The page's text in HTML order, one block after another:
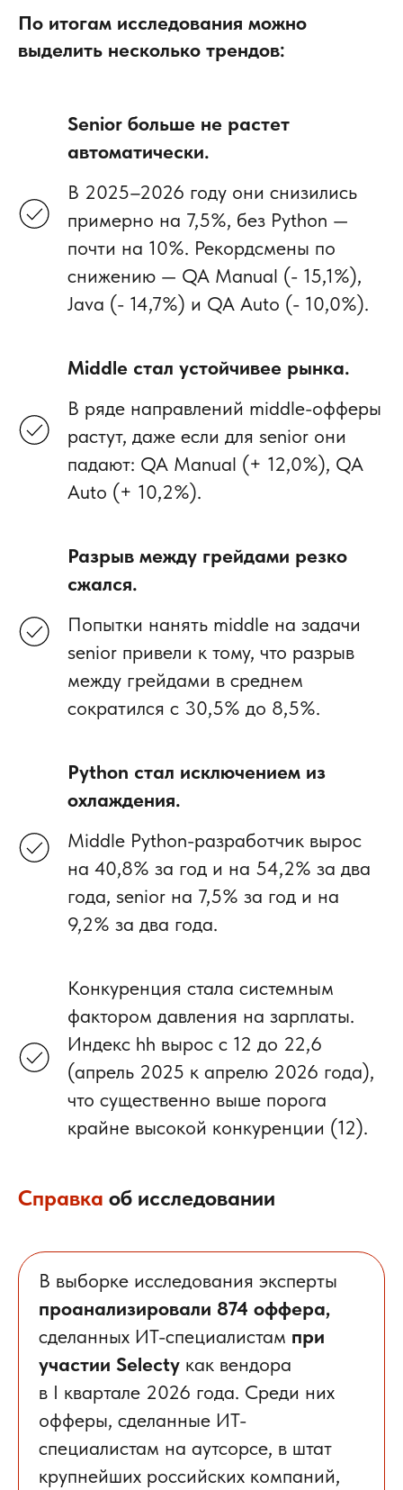
По итогам исследования можно
выделить несколько трендов:
Senior больше не растет
автоматически.
В 2025–2026 году они снизились
примерно на 7,5%, без Python —
почти на 10%. Рекордсмены по
снижению — QA Manual (- 15,1%),
Java (- 14,7%) и QA Auto (- 10,0%).
Middle стал устойчивее рынка.
В ряде направлений middle-офферы
растут, даже если для senior они
падают: QA Manual (+ 12,0%), QA
Auto (+ 10,2%).
Разрыв между грейдами резко
сжался.
Попытки нанять middle на задачи
senior привели к тому, что разрыв
между грейдами в среднем
сократился с 30,5% до 8,5%.
Python стал исключением из
охлаждения.
Middle Python-разработчик вырос
на 40,8% за год и на 54,2% за два
года, senior на 7,5% за год и на
9,2% за два года.
Конкуренция стала системным
фактором давления на зарплаты.
Индекс hh вырос с 12 до 22,6
(апрель 2025 к апрелю 2026 года),
что существенно выше порога
крайне высокой конкуренции (12).
Справка об исследовании
В выборке исследования эксперты
проанализировали 874 оффера,
сделанных ИТ-специалистам при
участии Selecty как вендора
в I квартале 2026 года. Среди них
офферы, сделанные ИТ-
специалистам на аутсорсе, в штат
крупнейших российских компаний,